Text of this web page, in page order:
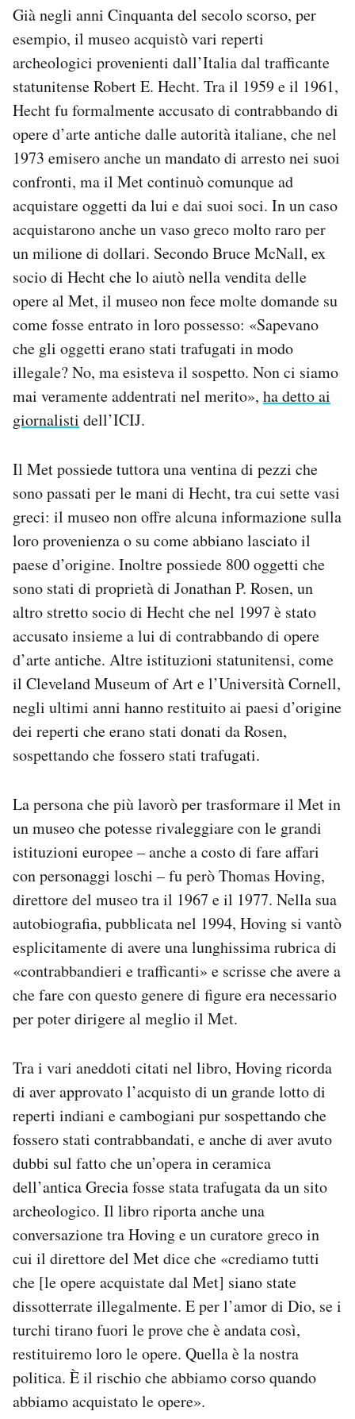
Già negli anni Cinquanta del secolo scorso, per
esempio, il museo acquistò vari reperti
archeologici provenienti dall’Italia dal trafficante
statunitense Robert E. Hecht. Tra il 1959 e il 1961,
Hecht fu formalmente accusato di contrabbando di
opere d’arte antiche dalle autorità italiane, che nel
1973 emisero anche un mandato di arresto nei suoi
confronti, ma il Met continuò comunque ad
acquistare oggetti da lui e dai suoi soci. In un caso
acquistarono anche un vaso greco molto raro per
un milione di dollari. Secondo Bruce McNall, ex
socio di Hecht che lo aiutò nella vendita delle
opere al Met, il museo non fece molte domande su
come fosse entrato in loro possesso: «Sapevano
che gli oggetti erano stati trafugati in modo
illegale? No, ma esisteva il sospetto. Non ci siamo
mai veramente addentrati nel merito», ha detto ai
giornalisti dell’ICIJ.
Il Met possiede tuttora una ventina di pezzi che
sono passati per le mani di Hecht, tra cui sette vasi
greci: il museo non offre alcuna informazione sulla
loro provenienza o su come abbiano lasciato il
paese d’origine. Inoltre possiede 800 oggetti che
sono stati di proprietà di Jonathan P. Rosen, un
altro stretto socio di Hecht che nel 1997 è stato
accusato insieme a lui di contrabbando di opere
d’arte antiche. Altre istituzioni statunitensi, come
il Cleveland Museum of Art e l’Università Cornell,
negli ultimi anni hanno restituito ai paesi d’origine
dei reperti che erano stati donati da Rosen,
sospettando che fossero stati trafugati.
La persona che più lavorò per trasformare il Met in
un museo che potesse rivaleggiare con le grandi
istituzioni europee – anche a costo di fare affari
con personaggi loschi – fu però Thomas Hoving,
direttore del museo tra il 1967 e il 1977. Nella sua
autobiografia, pubblicata nel 1994, Hoving si vantò
esplicitamente di avere una lunghissima rubrica di
«contrabbandieri e trafficanti» e scrisse che avere a
che fare con questo genere di figure era necessario
per poter dirigere al meglio il Met.
Tra i vari aneddoti citati nel libro, Hoving ricorda
di aver approvato l’acquisto di un grande lotto di
reperti indiani e cambogiani pur sospettando che
fossero stati contrabbandati, e anche di aver avuto
dubbi sul fatto che un’opera in ceramica
dell’antica Grecia fosse stata trafugata da un sito
archeologico. Il libro riporta anche una
conversazione tra Hoving e un curatore greco in
cui il direttore del Met dice che «crediamo tutti
che [le opere acquistate dal Met] siano state
dissotterrate illegalmente. E per l’amor di Dio, se i
turchi tirano fuori le prove che è andata così,
restituiremo loro le opere. Quella è la nostra
politica. È il rischio che abbiamo corso quando
abbiamo acquistato le opere».